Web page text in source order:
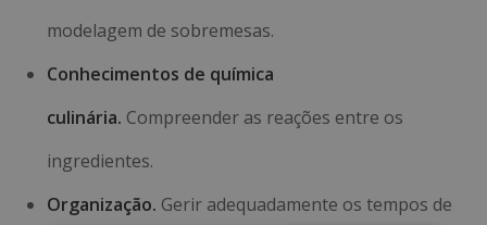
modelagem de sobremesas.
Conhecimentos de química
culinária. Compreender as reações entre os
ingredientes.
Organização. Gerir adequadamente os tempos de